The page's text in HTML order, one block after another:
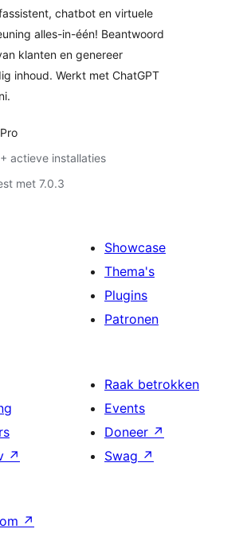
chatbot en virtuele
alles-in-één! Beantwoord
klanten en genereer
inhoud. Werkt met ChatGPT
actieve installaties
met 7.0.3
Showcase
Thema's
Plugins
Patronen
↗
Raak betrokken
Events
Doneer ↗
Swag ↗
↗